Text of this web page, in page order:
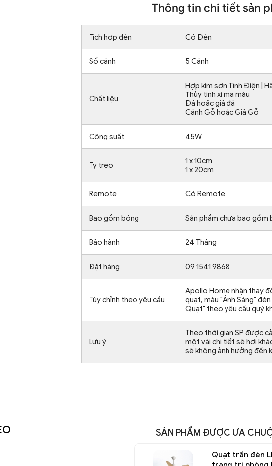
Thông tin chi tiết sản
Tích hợp đèn Có Đèn
Số cánh 5 Cánh
Chất liệu
Hợp kim sơn Tĩnh Điện |
Thủy tinh xi mạ màu
Đá hoặc giả đá
Cánh Gỗ hoặc Giả Gỗ
Công suất 45W
Ty treo
1 x 10cm
1 x 20cm
Remote Có Remote
Bao gồm bóng Sản phẩm chưa bao gồm
Bảo hành 24 Tháng
Đặt hàng 09 1541 9868
Tùy chỉnh theo yêu cầu
Apollo Home nhận thay
quạt, màu "Ánh Sáng"
Quạt" theo yêu cầu quý
Lưu ý
Theo thời gian SP được
một vài chi tiết sẽ hơi
sẽ không ảnh hưởng đến
SẢN PHẨM ĐƯỢC ƯA
Quạt trần đèn